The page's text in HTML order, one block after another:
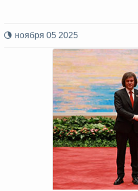
ноября 05 2025